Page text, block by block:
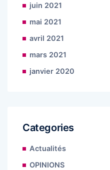
juin 2021
mai 2021
avril 2021
mars 2021
janvier 2020
Categories
Actualités
OPINIONS